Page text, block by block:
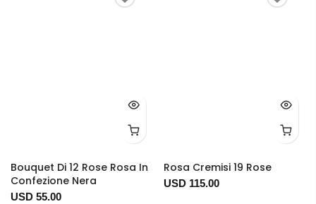
Bouquet Di 12 Rose Rosa In
Confezione Nera
USD 55.00
Rosa Cremisi 19 Rose
USD 115.00